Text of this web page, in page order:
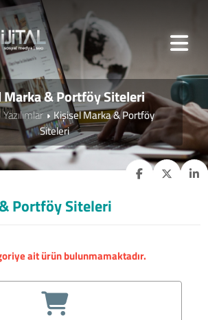
Marka & Portföy Siteleri
Yazılımlar
Kişisel Marka & Portföy
Siteleri
Portföy Siteleri
ait ürün bulunmamaktadır.